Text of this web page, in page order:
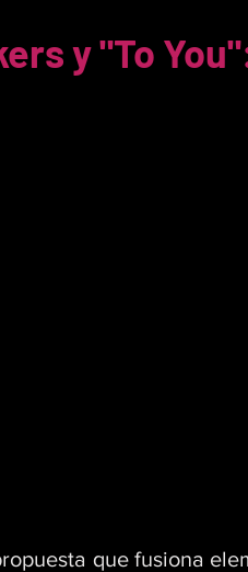
y "To
que fusiona